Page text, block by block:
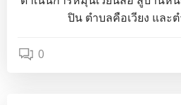
ปิน ตำบลคือเวียง และ
0